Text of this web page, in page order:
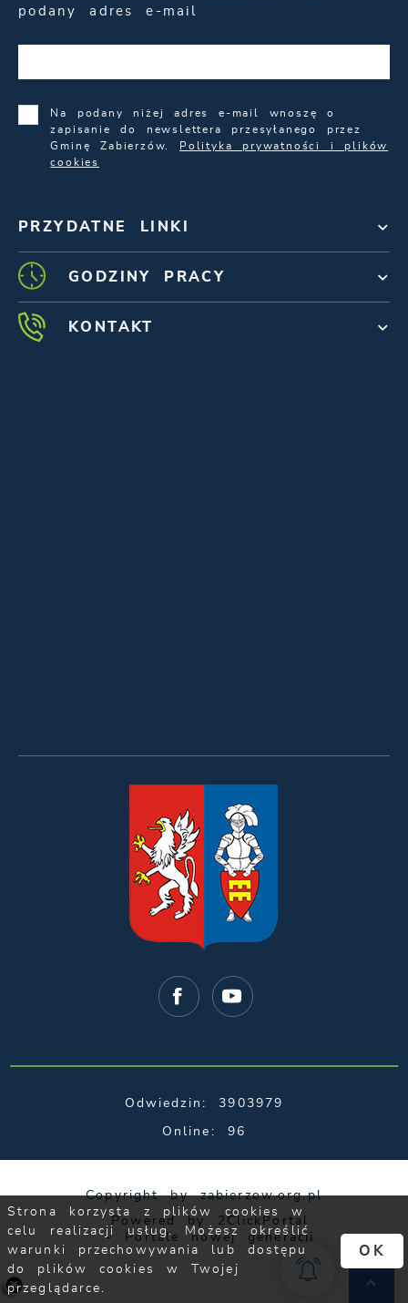
PRZYDATNE LINKI
podany adres e-mail
Na podany niżej adres e-mail wnoszę o
zapisanie do newslettera przesyłanego przez
Gminę Zabierzów.
Polityka prywatności i plików
cookies
GODZINY PRACY
KONTAKT
Odwiedzin: 3903979
Online: 96
Copyright by zabierzow.org.pl
Powered by
2ClickPortal
- Portale nowej generacji